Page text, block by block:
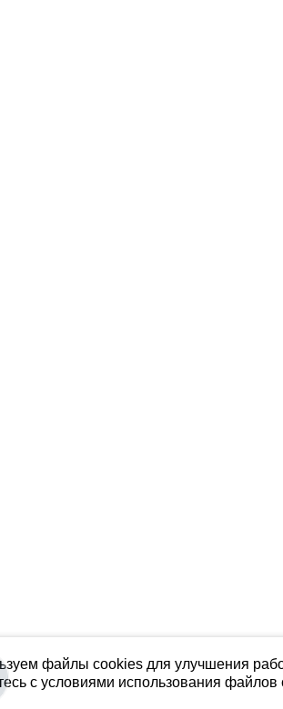
файлы cookies для улучшения
с условиями использования файлов